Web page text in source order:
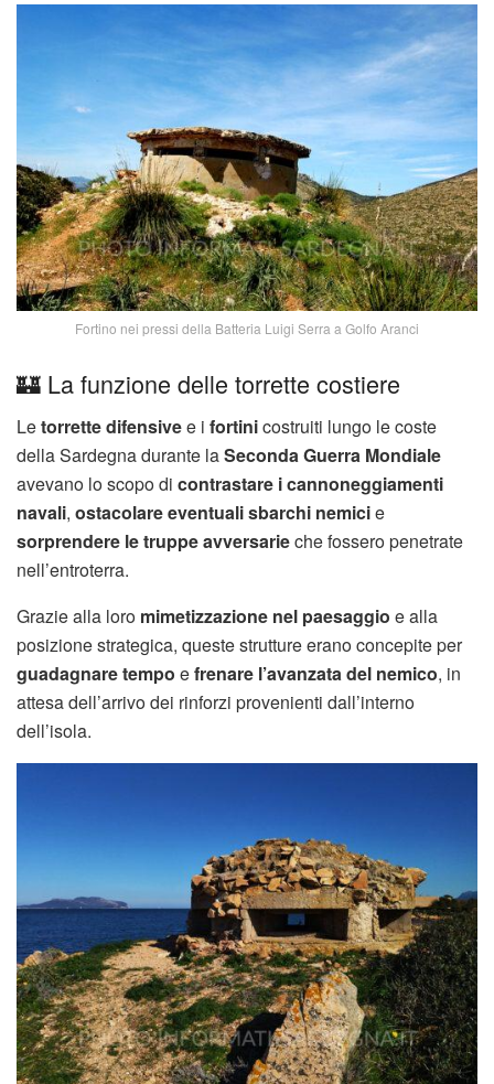
Fortino nei pressi della Batteria Luigi Serra a Golfo Aranci
🏰 La funzione delle torrette costiere
Letorrette difensivee i fortinicostruiti lungo le coste
della Sardegna durante laSeconda Guerra Mondiale
avevano lo scopo di contrastare i cannoneggiamenti
navali, ostacolare eventuali sbarchi nemicie
sorprendere le truppe avversarieche fossero penetrate
nell’entroterra.
Grazie alla loro mimetizzazione nel paesaggio e alla
posizione strategica, queste strutture erano concepite per
guadagnare tempo efrenare l’avanzata del nemico, in
attesa dell’arrivo dei rinforzi provenienti dall’interno
dell’isola.